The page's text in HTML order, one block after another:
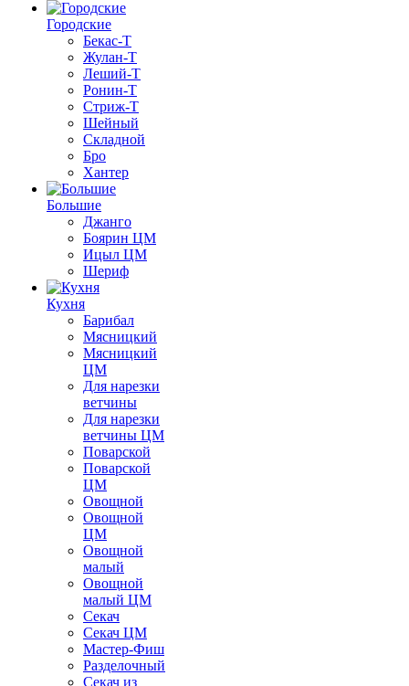
Городские
Бекас-Т
Жулан-Т
Леший-Т
Ронин-Т
Стриж-Т
Шейный
Складной
Бро
Хантер
Большие
Джанго
Боярин ЦМ
Ицыл ЦМ
Шериф
Кухня
Барибал
Мясницкий
Мясницкий
ЦМ
Для нарезки
ветчины
Для нарезки
ветчины ЦМ
Поварской
Поварской
ЦМ
Овощной
Овощной
ЦМ
Овощной
малый
Овощной
малый ЦМ
Секач
Секач ЦМ
Мастер-Фиш
Разделочный
Секач из